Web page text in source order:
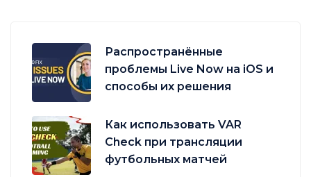
Распространённые
проблемы Live Now на iOS и
способы их решения
Как использовать VAR
Check при трансляции
футбольных матчей